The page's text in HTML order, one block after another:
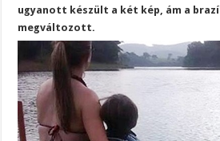
ugyanott készült a két kép, ám a
megváltozott.